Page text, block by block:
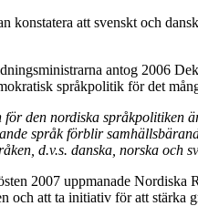
konstatera att svenskt och
antog 2006
språkpolitik för det
för den nordiska språkpolitiken
språk förblir
d.v.s. danska, norska och
2007 uppmanade Nordiska
och att ta initiativ för att stärka